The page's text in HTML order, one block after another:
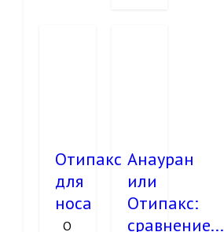
Отипакс
для
носа
О
Анауран
или
Отипакс:
сравнение...